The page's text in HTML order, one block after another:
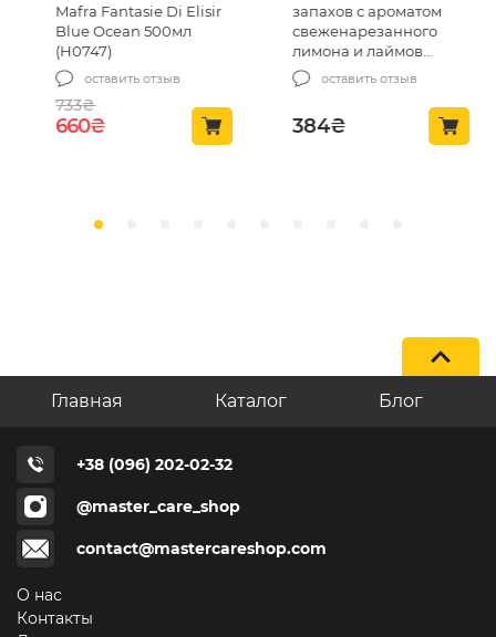
Mafra Fantasie Di Elisir
Blue Ocean 500мл
(H0747)
оставить отзыв
733₴
Первоначальная цена составляла 733₴.
660₴Текущая цена: 660₴.
запахов с ароматом
свеженарезанного
лимона и лаймов
Chemical Guys Zesty
Lemon Lime 118мл
оставить отзыв
384₴
Главная Каталог Блог
+38 (096) 202-02-32
@master_care_shop
contact@mastercareshop.com
О нас
Контакты